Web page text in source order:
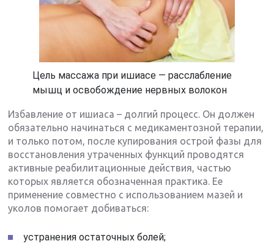
Цель массажа при ишиасе — расслабление
мышц и освобождение нервных волокон
Избавление от ишиаса – долгий процесс. Он должен
обязательно начинаться с медикаментозной терапии,
и только потом, после купирования острой фазы для
восстановления утраченных функций проводятся
активные реабилитационные действия, частью
которых является обозначенная практика. Ее
применение совместно с использованием мазей и
уколов помогает добиваться:
устранения остаточных болей;